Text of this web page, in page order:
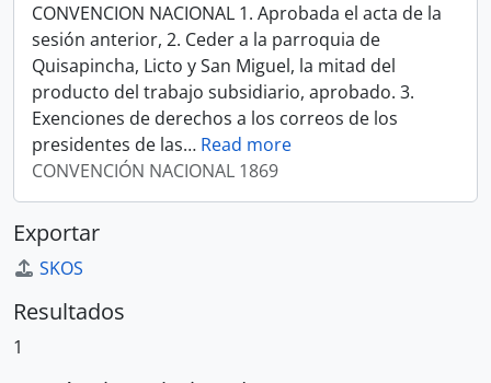
CONVENCION NACIONAL 1. Aprobada el acta de la
sesión anterior, 2. Ceder a la parroquia de
Quisapincha, Licto y San Miguel, la mitad del
producto del trabajo subsidiario, aprobado. 3.
Exenciones de derechos a los correos de los
presidentes de las… Read more
CONVENCIÓN NACIONAL 1869
Exportar
SKOS
Resultados
1